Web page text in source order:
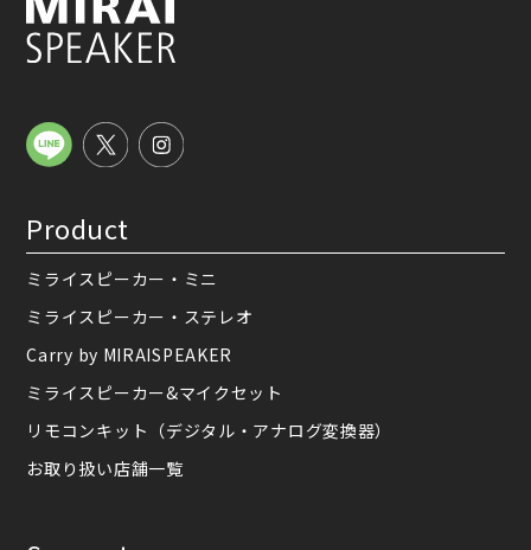
Product
ミライスピーカー・ミニ
ミライスピーカー・ステレオ
Carry by MIRAISPEAKER
ミライスピーカー&マイクセット
リモコンキット（デジタル・アナログ変換器）
お取り扱い店舗一覧